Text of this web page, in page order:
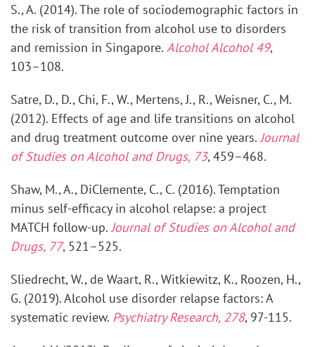
S., A. (2014). The role of sociodemographic factors in
the risk of transition from alcohol use to disorders
and remission in Singapore. Alcohol Alcohol 49,
103–108.
Satre, D., D., Chi, F., W., Mertens, J., R., Weisner, C., M.
(2012). Effects of age and life transitions on alcohol
and drug treatment outcome over nine years. Journal
of Studies on Alcohol and Drugs, 73, 459–468.
Shaw, M., A., DiClemente, C., C. (2016). Temptation
minus self-efficacy in alcohol relapse: a project
MATCH follow-up. Journal of Studies on Alcohol and
Drugs, 77, 521–525.
Sliedrecht, W., de Waart, R., Witkiewitz, K., Roozen, H.,
G. (2019). Alcohol use disorder relapse factors: A
systematic review. Psychiatry Research, 278, 97-115.